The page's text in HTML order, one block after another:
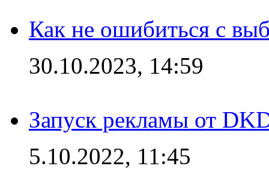
Как не ошибиться с
30.10.2023, 14:59
Запуск рекламы от
5.10.2022, 11:45